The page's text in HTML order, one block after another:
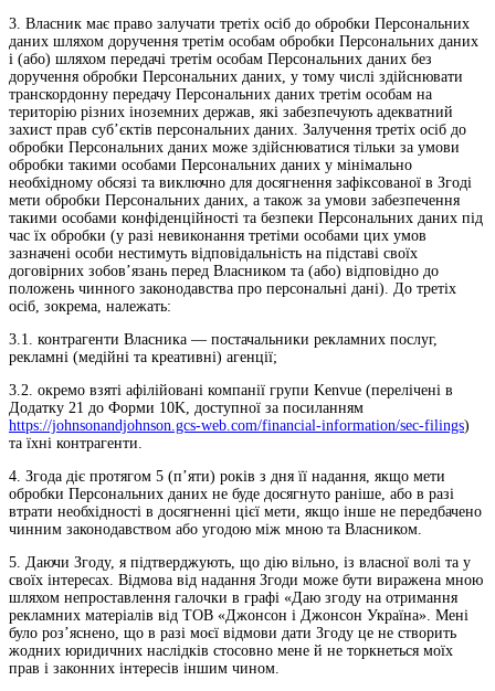
3. Власник має право залучати третіх осіб до обробки Персональних
даних шляхом доручення третім особам обробки Персональних даних
і (або) шляхом передачі третім особам Персональних даних без
доручення обробки Персональних даних, у тому числі здійснювати
транскордонну передачу Персональних даних третім особам на
територію різних іноземних держав, які забезпечують адекватний
захист прав суб’єктів персональних даних. Залучення третіх осіб до
обробки Персональних даних може здійснюватися тільки за умови
обробки такими особами Персональних даних у мінімально
необхідному обсязі та виключно для досягнення зафіксованої в Згоді
мети обробки Персональних даних, а також за умови забезпечення
такими особами конфіденційності та безпеки Персональних даних під
час їх обробки (у разі невиконання третіми особами цих умов
зазначені особи нестимуть відповідальність на підставі своїх
договірних зобов’язань перед Власником та (або) відповідно до
положень чинного законодавства про персональні дані). До третіх
осіб, зокрема, належать:
3.1. контрагенти Власника — постачальники рекламних послуг,
рекламні (медійні та креативні) агенції;
3.2. окремо взяті афілійовані компанії групи Kenvue (перелічені в
Додатку 21 до Форми 10K, доступної за посиланням
https://johnsonandjohnson.gcs-web.com/financial-information/sec-filings)
та їхні контрагенти.
4. Згода діє протягом 5 (п’яти) років з дня її надання, якщо мети
обробки Персональних даних не буде досягнуто раніше, або в разі
втрати необхідності в досягненні цієї мети, якщо інше не передбачено
чинним законодавством або угодою між мною та Власником.
5. Даючи Згоду, я підтверджують, що дію вільно, із власної волі та у
своїх інтересах. Відмова від надання Згоди може бути виражена мною
шляхом непроставлення галочки в графі «Даю згоду на отримання
рекламних матеріалів від ТОВ «Джонсон і Джонсон Україна». Мені
було роз’яснено, що в разі моєї відмови дати Згоду це не створить
жодних юридичних наслідків стосовно мене й не торкнеться моїх
прав і законних інтересів іншим чином.